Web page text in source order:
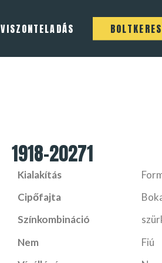
VISZONTELADÁS
1918-20271
Kialakítás
Cipőfajta
Színkombináció
Nem
Fiú